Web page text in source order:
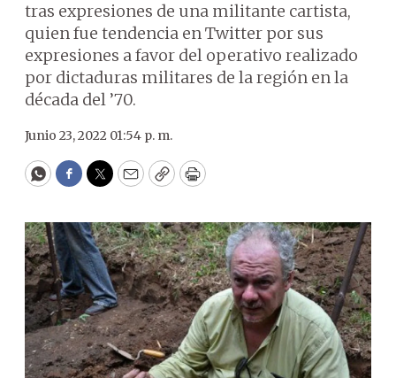
tras expresiones de una militante cartista,
quien fue tendencia en Twitter por sus
expresiones a favor del operativo realizado
por dictaduras militares de la región en la
década del ’70.
Junio 23, 2022 01:54 p. m.
WhatsApp
Facebook
Twitter
EmailCopyPrint